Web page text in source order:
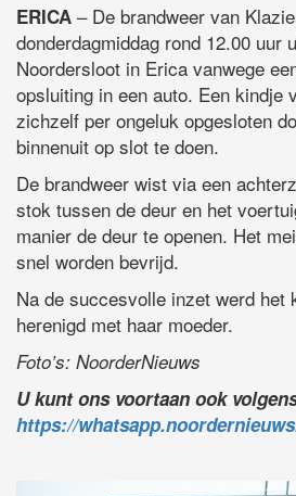
ERICA – De brandweer van
donderdagmiddag rond 12.00 uur
Noordersloot in Erica vanwege
opsluiting in een auto. Een kindje
zichzelf per ongeluk opgesloten
binnenuit op slot te doen.
De brandweer wist via een
stok tussen de deur en het
manier de deur te openen. Het
snel worden bevrijd.
Na de succesvolle inzet werd het
herenigd met haar moeder.
Foto’s: NoorderNieuws
U kunt ons voortaan ook
https://